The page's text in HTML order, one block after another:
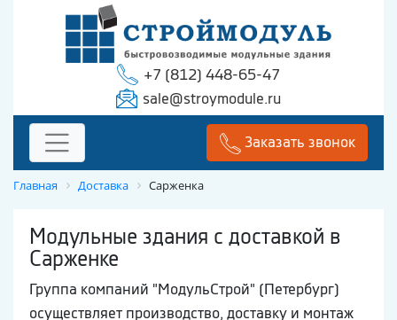
+7 (812) 448-65-47
sale@stroymodule.ru
Заказать звонок
Главная Доставка Сарженка
Модульные здания с доставкой в
Сарженке
Группа компаний "МодульСтрой" (Петербург)
осуществляет производство, доставку и монтаж